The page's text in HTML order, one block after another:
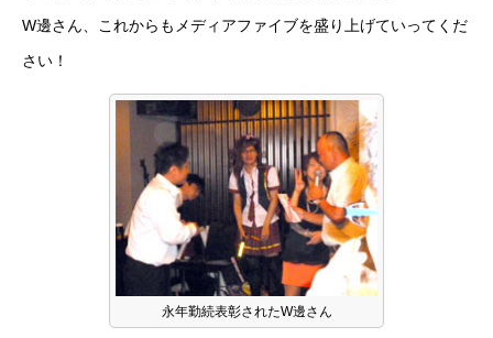
W邊さん、これからもメディアファイブを盛り上げていってくだ
さい！
永年勤続表彰されたW邊さん